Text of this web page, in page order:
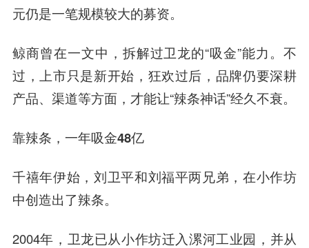
元仍是一笔规模较大的募资。
鲸商曾在一文中，拆解过卫龙的“吸金”能力。不
过，上市只是新开始，狂欢过后，品牌仍要深耕
产品、渠道等方面，才能让“辣条神话”经久不衰。
靠辣条，一年吸金48亿
千禧年伊始，刘卫平和刘福平两兄弟，在小作坊
中创造出了辣条。
2004年，卫龙已从小作坊迁入漯河工业园，并从